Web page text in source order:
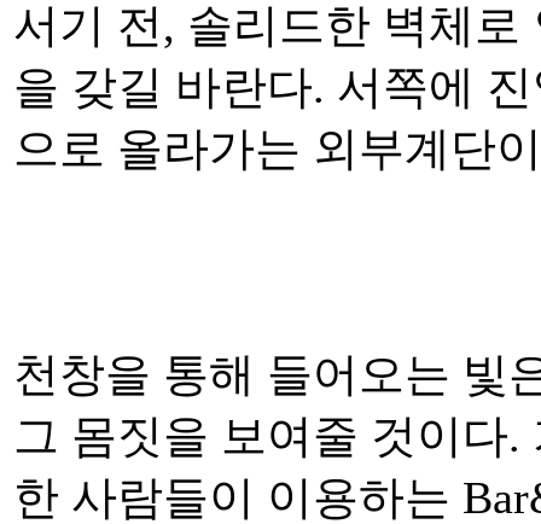
서기 전, 솔리드한 벽체
을 갖길 바란다. 서쪽에
으로 올라가는 외부계단
천창을 통해 들어오는 빛
그 몸짓을 보여줄 것이다
한 사람들이 이용하는